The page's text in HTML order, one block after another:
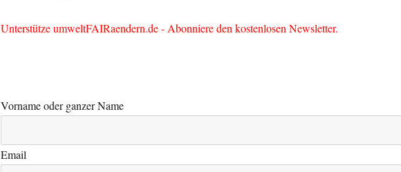
Unterstütze umweltFAIRaendern.de - Abonniere den kostenlosen Newsletter.
Vorname oder ganzer Name
Email